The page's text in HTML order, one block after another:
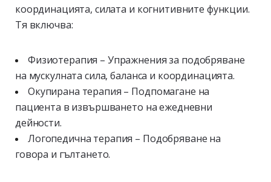
координацията, силата и когнитивните функции.
Тя включва:
Физиотерапия – Упражнения за подобряване
на мускулната сила, баланса и координацията.
Окупирана терапия – Подпомагане на
пациента в извършването на ежедневни
дейности.
Логопедична терапия – Подобряване на
говора и гълтането.